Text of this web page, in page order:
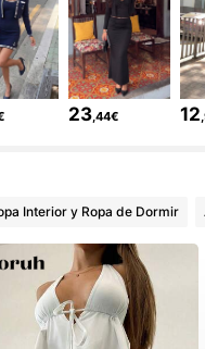
23,44€ 12
Interior y Ropa de Dormir